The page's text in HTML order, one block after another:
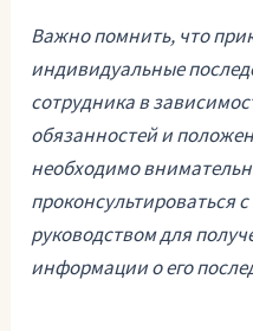
Важно помнить, что
индивидуальные
сотрудника в
обязанностей и
необходимо
проконсультироваться
руководством для
информации о его